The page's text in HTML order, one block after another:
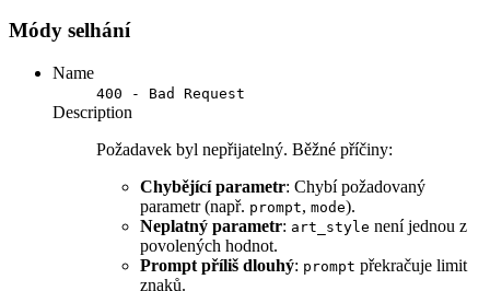
Módy selhání
Name
400 - Bad Request
Description
Požadavek byl nepřijatelný. Běžné příčiny:
Chybějící parametr: Chybí požadovaný
parametr (např. prompt, mode).
Neplatný parametr: art_style není jednou z
povolených hodnot.
Prompt příliš dlouhý: prompt překračuje limit
znaků.